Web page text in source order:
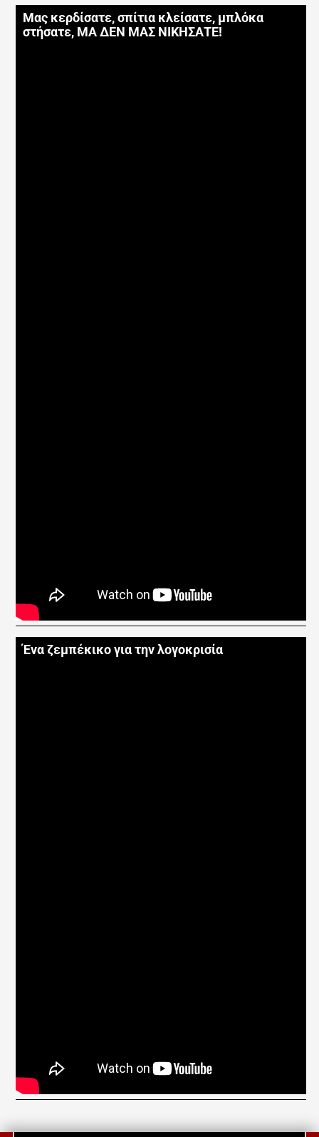
Μας κερδίσατε, σπίτια κλείσατε, μπλόκα
στήσατε, ΜΑ ΔΕΝ ΜΑΣ ΝΙΚΗΣΑΤΕ!
Ένα ζεμπέκικο για την λογοκρισία